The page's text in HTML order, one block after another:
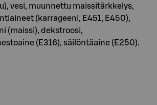
vesi, muunnettu maissitärkkelys,
(karrageeni, E451, E450),
(maissi), dekstroosi,
(E316), säilöntäaine (E250).